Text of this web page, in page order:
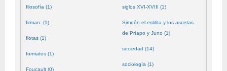
filosofía (1)
firman. (1)
flotas (1)
formatos (1)
Foucault (0)
siglos XVI-XVIII (1)
Simeón el estilita y los ascetas
de Príapo y Juno (1)
sociedad (14)
sociología (1)